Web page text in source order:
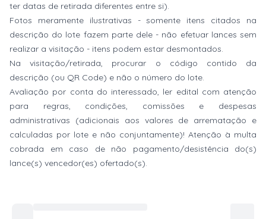
ter datas de retirada diferentes entre si).
Fotos meramente ilustrativas - somente itens citados na
descrição do lote fazem parte dele - não efetuar lances sem
realizar a visitação - itens podem estar desmontados.
Na visitação/retirada, procurar o código contido da
descrição (ou QR Code) e não o número do lote.
Avaliação por conta do interessado, ler edital com atenção
para regras, condições, comissões e despesas
administrativas (adicionais aos valores de arrematação e
calculadas por lote e não conjuntamente)! Atenção à multa
cobrada em caso de não pagamento/desistência do(s)
lance(s) vencedor(es) ofertado(s).